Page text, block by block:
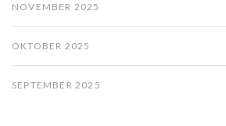
NOVEMBER 2025
OKTOBER 2025
SEPTEMBER 2025